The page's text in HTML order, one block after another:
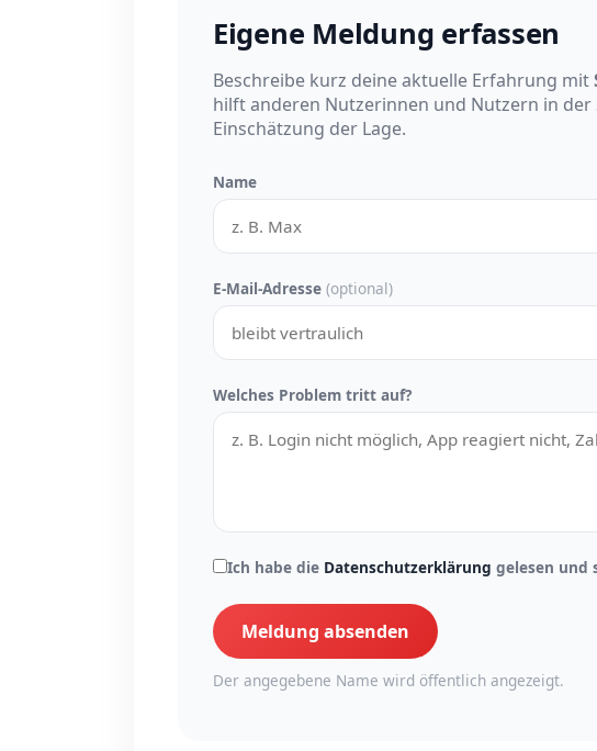
Eigene Meldung erfassen
Beschreibe kurz deine aktuelle Erfahrung mit
hilft anderen Nutzerinnen und Nutzern in der
Einschätzung der Lage.
Name
E-Mail-Adresse (optional)
Welches Problem tritt auf?
Ich habe die Datenschutzerklärung gelesen und
Meldung absenden
Der angegebene Name wird öffentlich angezeigt.